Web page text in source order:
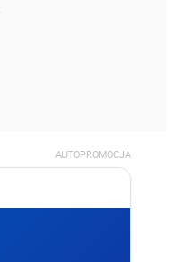
AUTOPROMOCJA